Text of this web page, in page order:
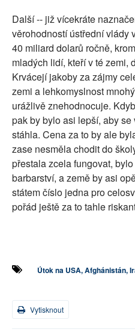
Další -- již vícekráte
věrohodností ústřední vlády
40 miliard dolarů ročně,
mladých lidí, kteří v té zemi,
Krvácejí jakoby za zájmy
zemi a lehkomyslnost
urážlivě znehodnocuje.
pak by bylo asi lepší, aby
stáhla. Cena za to by ale
zase nesměla chodit do
přestala zcela fungovat,
barbarství, a země by asi
státem číslo jedna pro
pořád ještě za to tahle
Útok na USA, Afghánistán,
Vytisknout